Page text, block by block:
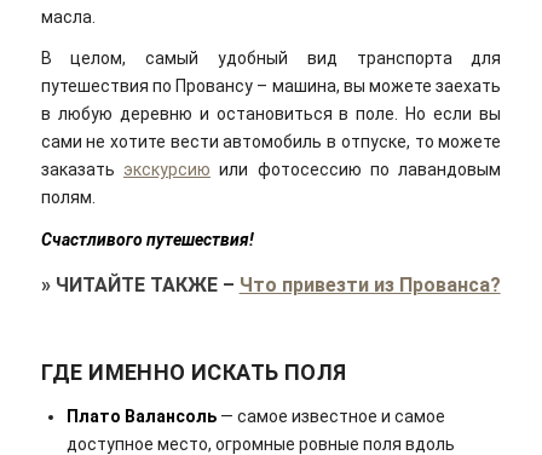
масла.
В целом, самый удобный вид транспорта для
путешествия по Провансу – машина, вы можете заехать
в любую деревню и остановиться в поле. Но если вы
сами не хотите вести автомобиль в отпуске, то можете
заказать экскурсию или фотосессию по лавандовым
полям.
Счастливого путешествия!
» ЧИТАЙТЕ ТАКЖЕ– Что привезти из Прованса?
ГДЕ ИМЕННО ИСКАТЬ ПОЛЯ
Плато Валансоль— самое известное и самое
доступное место, огромные ровные поля вдоль